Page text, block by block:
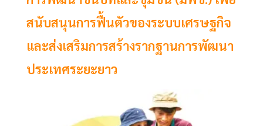
สนับสนุนการฟื้นตัวของระบบเศรษฐกิจ
และส่งเสริมการสร้างรากฐานการพัฒนา
ประเทศระยะยาว